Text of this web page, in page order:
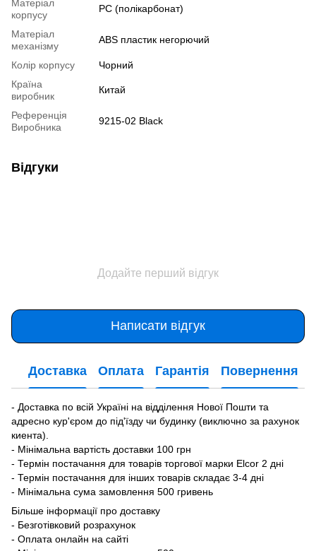
Матеріал
корпусу
РС (полікарбонат)
Матеріал
механізму
ABS пластик негорючий
Колір корпусу
Чорний
Країна
виробник
Китай
Референція
Виробника
9215-02 Black
Відгуки
Додайте перший відгук
Написати відгук
Доставка Оплата Гарантія Повернення
- Доставка по всій Україні на відділення Нової Пошти та
адресно кур'єром до під'їзду чи будинку (виключно за рахунок
киента).
- Мінімальна вартість доставки 100 грн
- Термін постачання для товарів торгової марки Elcor 2 дні
- Термін постачання для інших товарів складає 3-4 дні
- Мінімальна сума замовлення 500 гривень
Більше інформації про доставку
- Безготівковий розрахунок
- Оплата онлайн на сайті